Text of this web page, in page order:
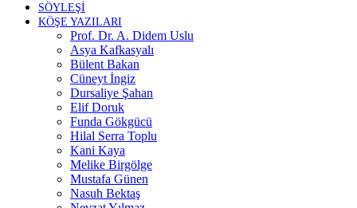
SÖYLEŞİ
KÖŞE YAZILARI
Prof. Dr. A. Didem Uslu
Asya Kafkasyalı
Bülent Bakan
Cüneyt İngiz
Dursaliye Şahan
Elif Doruk
Funda Gökgücü
Hilal Serra Toplu
Kani Kaya
Melike Birgölge
Mustafa Günen
Nasuh Bektaş